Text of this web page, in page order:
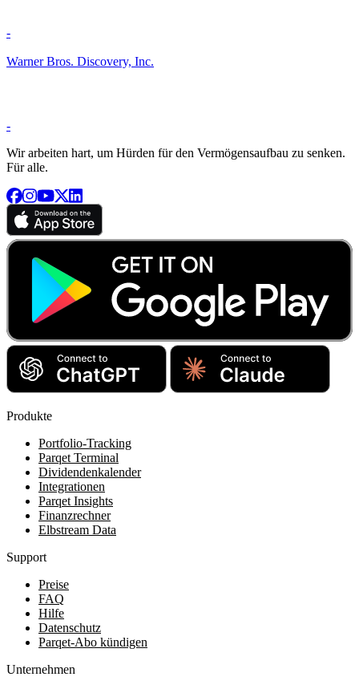
-
Warner Bros. Discovery, Inc.
-
Wir arbeiten hart, um Hürden für den Vermögensaufbau zu senken.
Für alle.
Produkte
Portfolio-Tracking
Parqet Terminal
Dividendenkalender
Integrationen
Parqet Insights
Finanzrechner
Elbstream Data
Support
Preise
FAQ
Hilfe
Datenschutz
Parqet-Abo kündigen
Unternehmen